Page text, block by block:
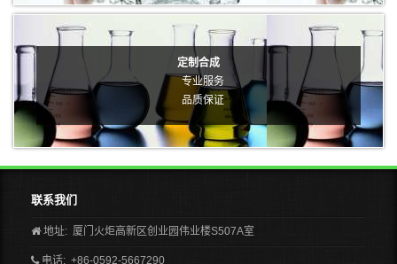
定制合成
专业服务
品质保证
联系我们
地址: 厦门火炬高新区创业园伟业楼S507A室
电话: +86-0592-5667290